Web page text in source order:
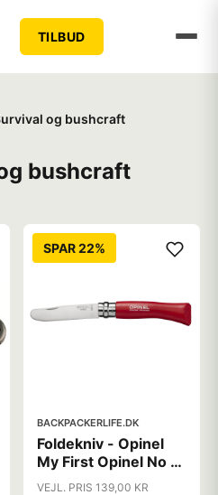
TILBUD
og bushcraft
bushcraft
SPAR 22%
BACKPACKERLIFE.DK
Foldekniv - Opinel
My First Opinel No 7
- Rød
VEJL. PRIS 139,00 KR